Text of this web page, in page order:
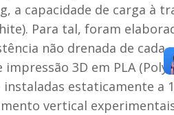
a capacidade de carga à
Para tal, foram
não drenada de cada
3D em PLA
estaticamente a
vertical